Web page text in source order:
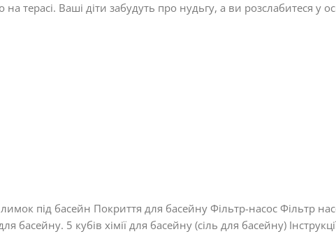
на терасі. Ваші діти забудуть про нудьгу, а ви розслабитеся у
під басейн Покриття для басейну Фільтр-насос Фільтр
басейну. 5 кубів хімії для басейну (сіль для басейну)